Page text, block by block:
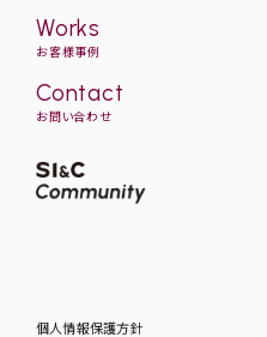
Works
お客様事例
Contact
お問い合わせ
個人情報保護方針